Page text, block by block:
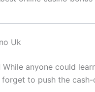
Uk
While anyone could
forget to push the